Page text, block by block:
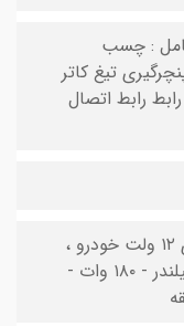
- لوازم کامل : چسب
کرمک پنچرگیری تیغ کاتر
رابط اتصال
- قابلیت کار کردن با برق شهری ، باتری ۱۲ ولت خودرو ،
فندکی خودرو - دارای چراغ قوه - دو سیلندر - ۱۸۰ وات -